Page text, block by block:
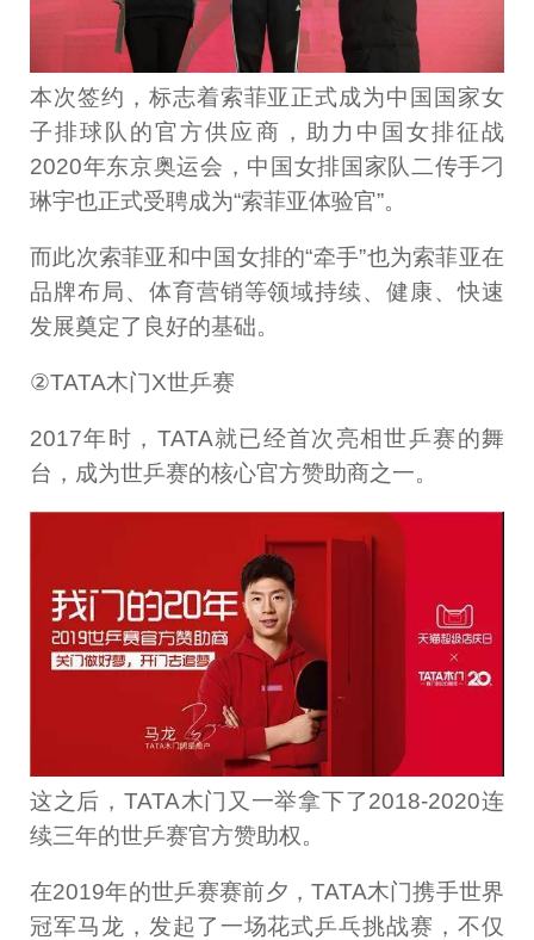
本次签约，标志着索菲亚正式成为中国国家女
子排球队的官方供应商，助力中国女排征战
2020年东京奥运会，中国女排国家队二传手刁
琳宇也正式受聘成为“索菲亚体验官”。
而此次索菲亚和中国女排的“牵手”也为索菲亚在
品牌布局、体育营销等领域持续、健康、快速
发展奠定了良好的基础。
②TATA木门X世乒赛
2017年时，TATA就已经首次亮相世乒赛的舞
台，成为世乒赛的核心官方赞助商之一。
这之后，TATA木门又一举拿下了2018-2020连
续三年的世乒赛官方赞助权。
在2019年的世乒赛赛前夕，TATA木门携手世界
冠军马龙，发起了一场花式乒乓挑战赛，不仅